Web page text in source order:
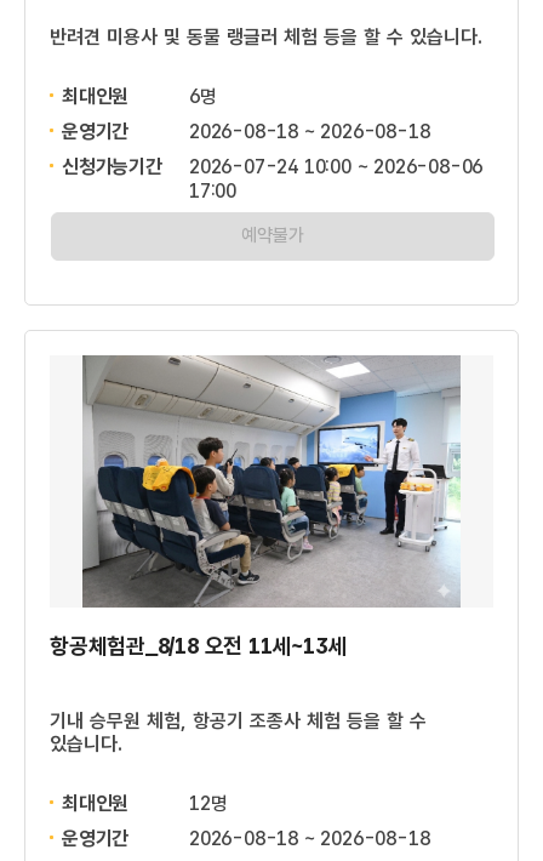
반려견 미용사 및 동물 랭글러 체험 등을 할 수 있습니다.
최대인원
6명
운영기간
2026-08-18 ~ 2026-08-18
신청가능기간
2026-07-24 10:00 ~ 2026-08-06
17:00
예약불가
항공체험관_8/18 오전 11세~13세
기내 승무원 체험, 항공기 조종사 체험 등을 할 수
있습니다.
최대인원
12명
운영기간
2026-08-18 ~ 2026-08-18